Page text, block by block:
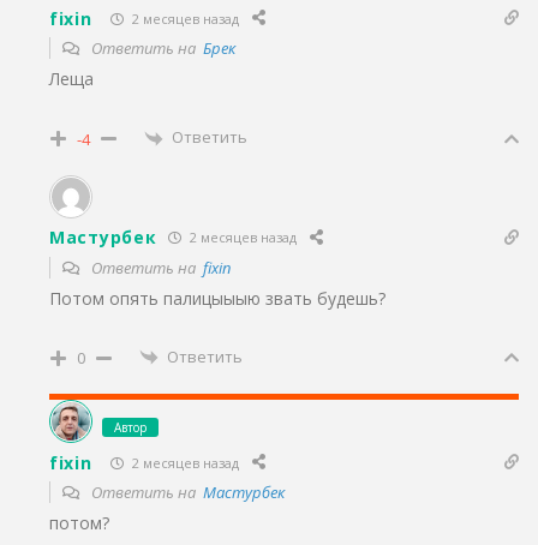
fixin 2 месяцев назад
Ответить на Брек
Леща
-4 Ответить
Мастурбек 2 месяцев назад
Ответить на fixin
Потом опять палицыыыю звать будешь?
0 Ответить
Автор
fixin 2 месяцев назад
Ответить на Мастурбек
потом?